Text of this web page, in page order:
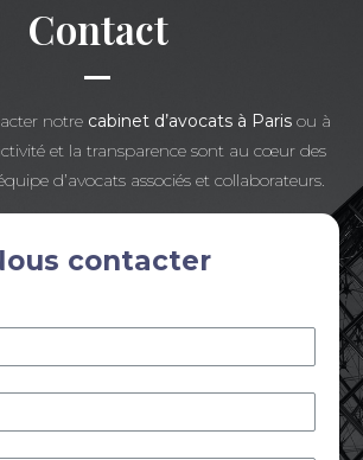
Contact
notre cabinet d’avocats à Paris ou à
et la transparence sont au cœur des
d’avocats associés et collaborateurs.
contacter